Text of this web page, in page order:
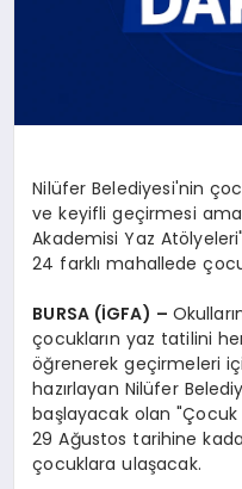
Nilüfer Belediyesi'nin
ve keyifli geçirmesi
Akademisi Yaz
24 farklı mahallede
BURSA (İGFA) –
çocukların yaz tatilini
öğrenerek geçirmeleri
hazırlayan Nilüfer
başlayacak olan
29 Ağustos tarihine
çocuklara ulaşacak.